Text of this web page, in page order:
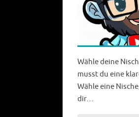
Wähle deine
musst du eine
Wähle eine
dir…